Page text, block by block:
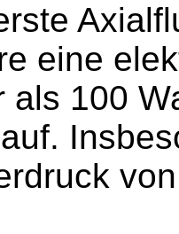
eine
als 100